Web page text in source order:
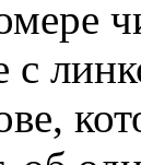
с